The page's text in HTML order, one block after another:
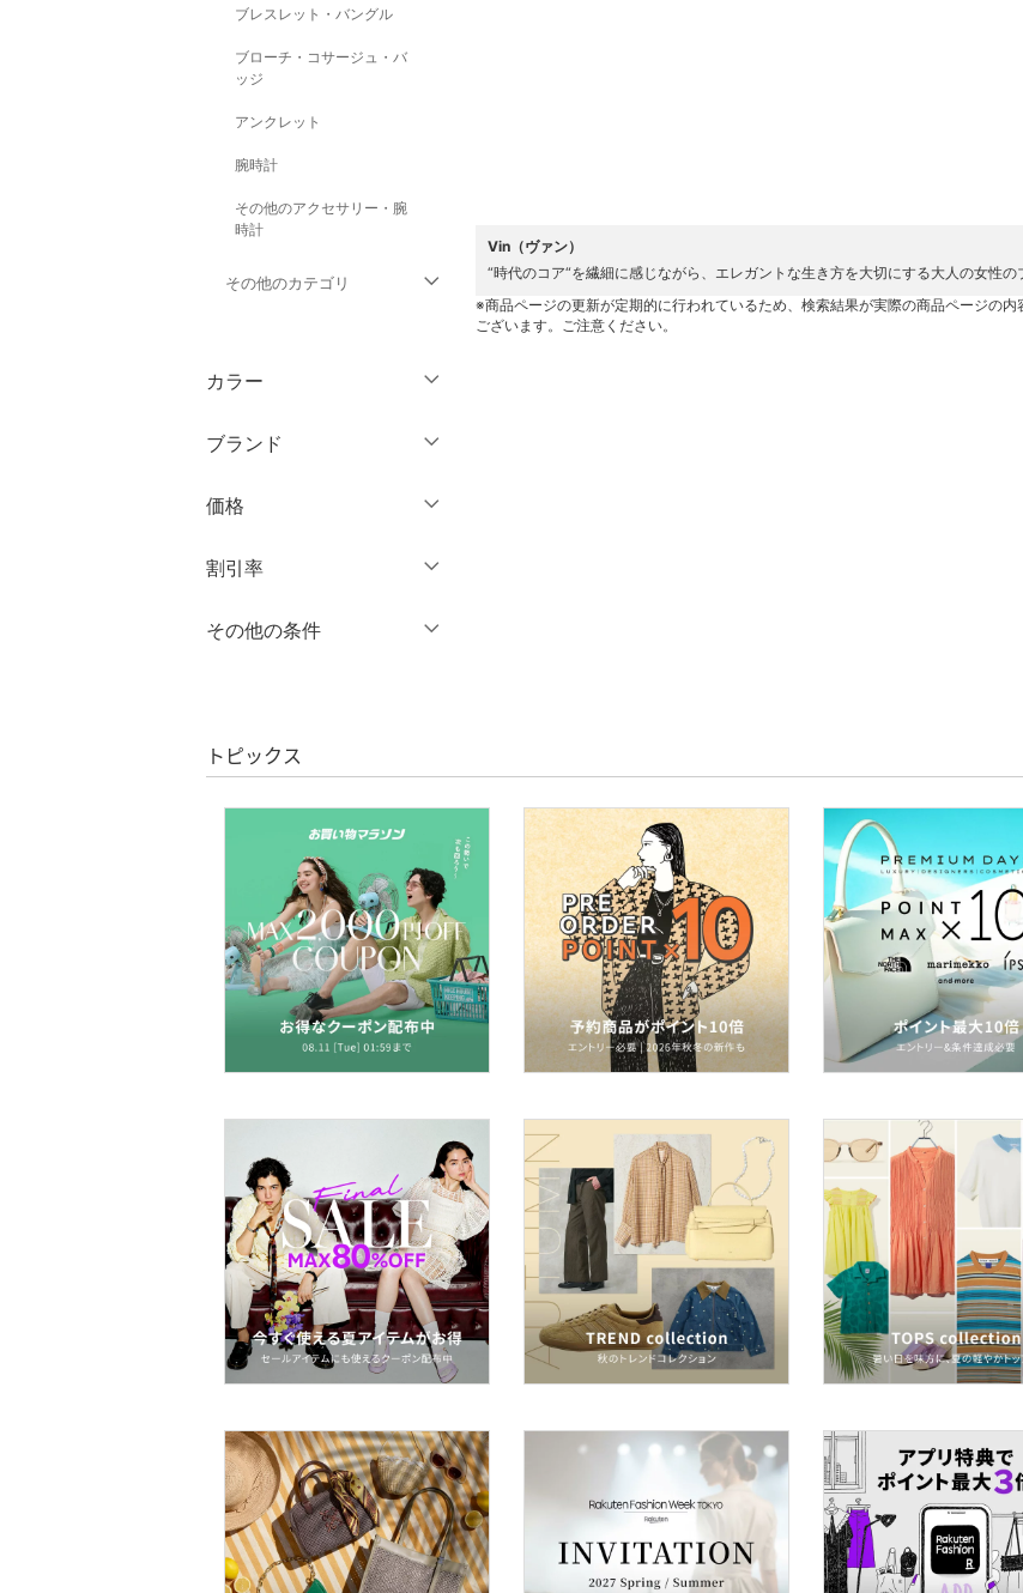
ブレスレット・バングル
ブローチ・コサージュ・バ
ッジ
アンクレット
腕時計
その他のアクセサリー・腕
時計
その他のカテゴリ
ジャケット・アウター
パンツ
ワンピース・ドレス
スカート
オールインワン・オーバ
ーオール
シューズ・靴
インナー・ルームウェア
靴下・レッグウェア
ファッション雑貨
財布・ポーチ・ケース
ー用品
スーツ・フォーマル
水着・スイムグッズ
着物・浴衣・和装小物
ベースメイク
メイクアップ
ネイル
カラー
クリア
ブランド
価格
絞り込み
割引率
％OFF～ ％OFF
その他の条件
クリア 絞り込み
Vin（ヴァン）
“時代のコア“を繊細に感じながら、エレガントな生き方を大切にする大人の女性の
※商品ページの更新が定期的に行われているため、検索結果が実際の商品ページの
ございます。ご注意ください。
トピックス